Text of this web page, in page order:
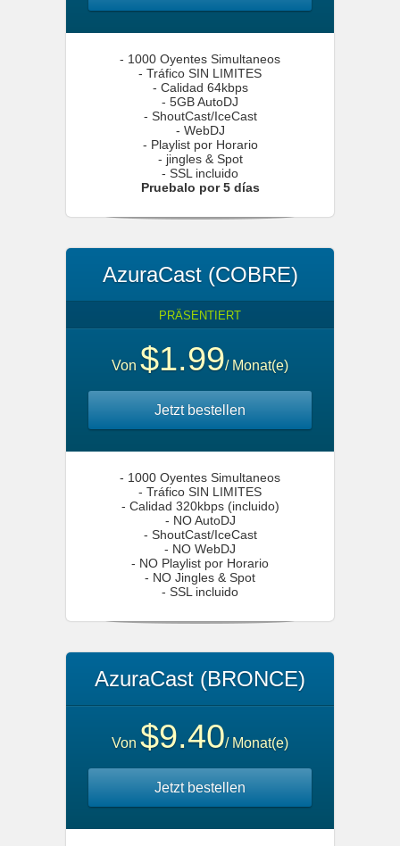
- 1000 Oyentes Simultaneos
- Tráfico SIN LIMITES
- Calidad 64kbps
- 5GB AutoDJ
- ShoutCast/IceCast
- WebDJ
- Playlist por Horario
- jingles & Spot
- SSL incluido
Pruebalo por 5 días
AzuraCast (COBRE)
PRÄSENTIERT
Von $1.99/ Monat(e)
Jetzt bestellen
- 1000 Oyentes Simultaneos
- Tráfico SIN LIMITES
- Calidad 320kbps (incluido)
- NO AutoDJ
- ShoutCast/IceCast
- NO WebDJ
- NO Playlist por Horario
- NO Jingles & Spot
- SSL incluido
AzuraCast (BRONCE)
Von $9.40/ Monat(e)
Jetzt bestellen